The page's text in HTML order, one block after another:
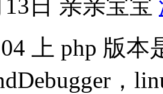
日 亲亲宝宝
上 php 版
，